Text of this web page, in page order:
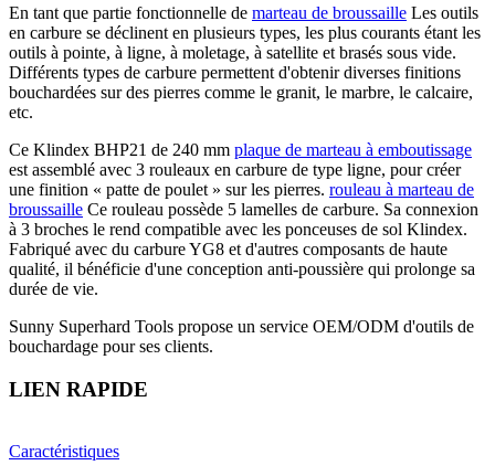
En tant que partie fonctionnelle de marteau de broussaille Les outils
en carbure se déclinent en plusieurs types, les plus courants étant les
outils à pointe, à ligne, à moletage, à satellite et brasés sous vide.
Différents types de carbure permettent d'obtenir diverses finitions
bouchardées sur des pierres comme le granit, le marbre, le calcaire,
etc.
Ce Klindex BHP21 de 240 mm plaque de marteau à emboutissage
est assemblé avec 3 rouleaux en carbure de type ligne, pour créer
une finition « patte de poulet » sur les pierres. rouleau à marteau de
broussaille Ce rouleau possède 5 lamelles de carbure. Sa connexion
à 3 broches le rend compatible avec les ponceuses de sol Klindex.
Fabriqué avec du carbure YG8 et d'autres composants de haute
qualité, il bénéficie d'une conception anti-poussière qui prolonge sa
durée de vie.
Sunny Superhard Tools propose un service OEM/ODM d'outils de
bouchardage pour ses clients.
LIEN RAPIDE
Caractéristiques